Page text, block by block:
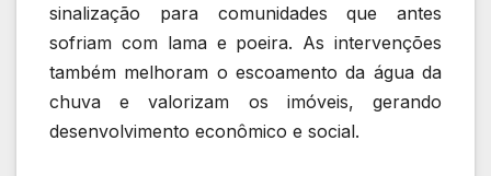
sinalização para comunidades que antes
sofriam com lama e poeira. As intervenções
também melhoram o escoamento da água da
chuva e valorizam os imóveis, gerando
desenvolvimento econômico e social.